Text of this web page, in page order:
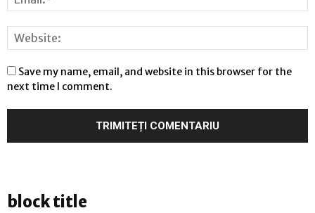
Save my name, email, and website in this browser for the
next time I comment.
block title